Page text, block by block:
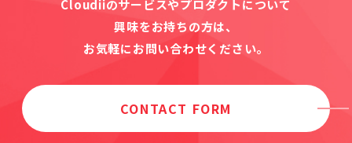
Cloudiiのサービスやプロダクトについて
興味をお持ちの方は、
お気軽にお問い合わせください。
CONTACT FORM